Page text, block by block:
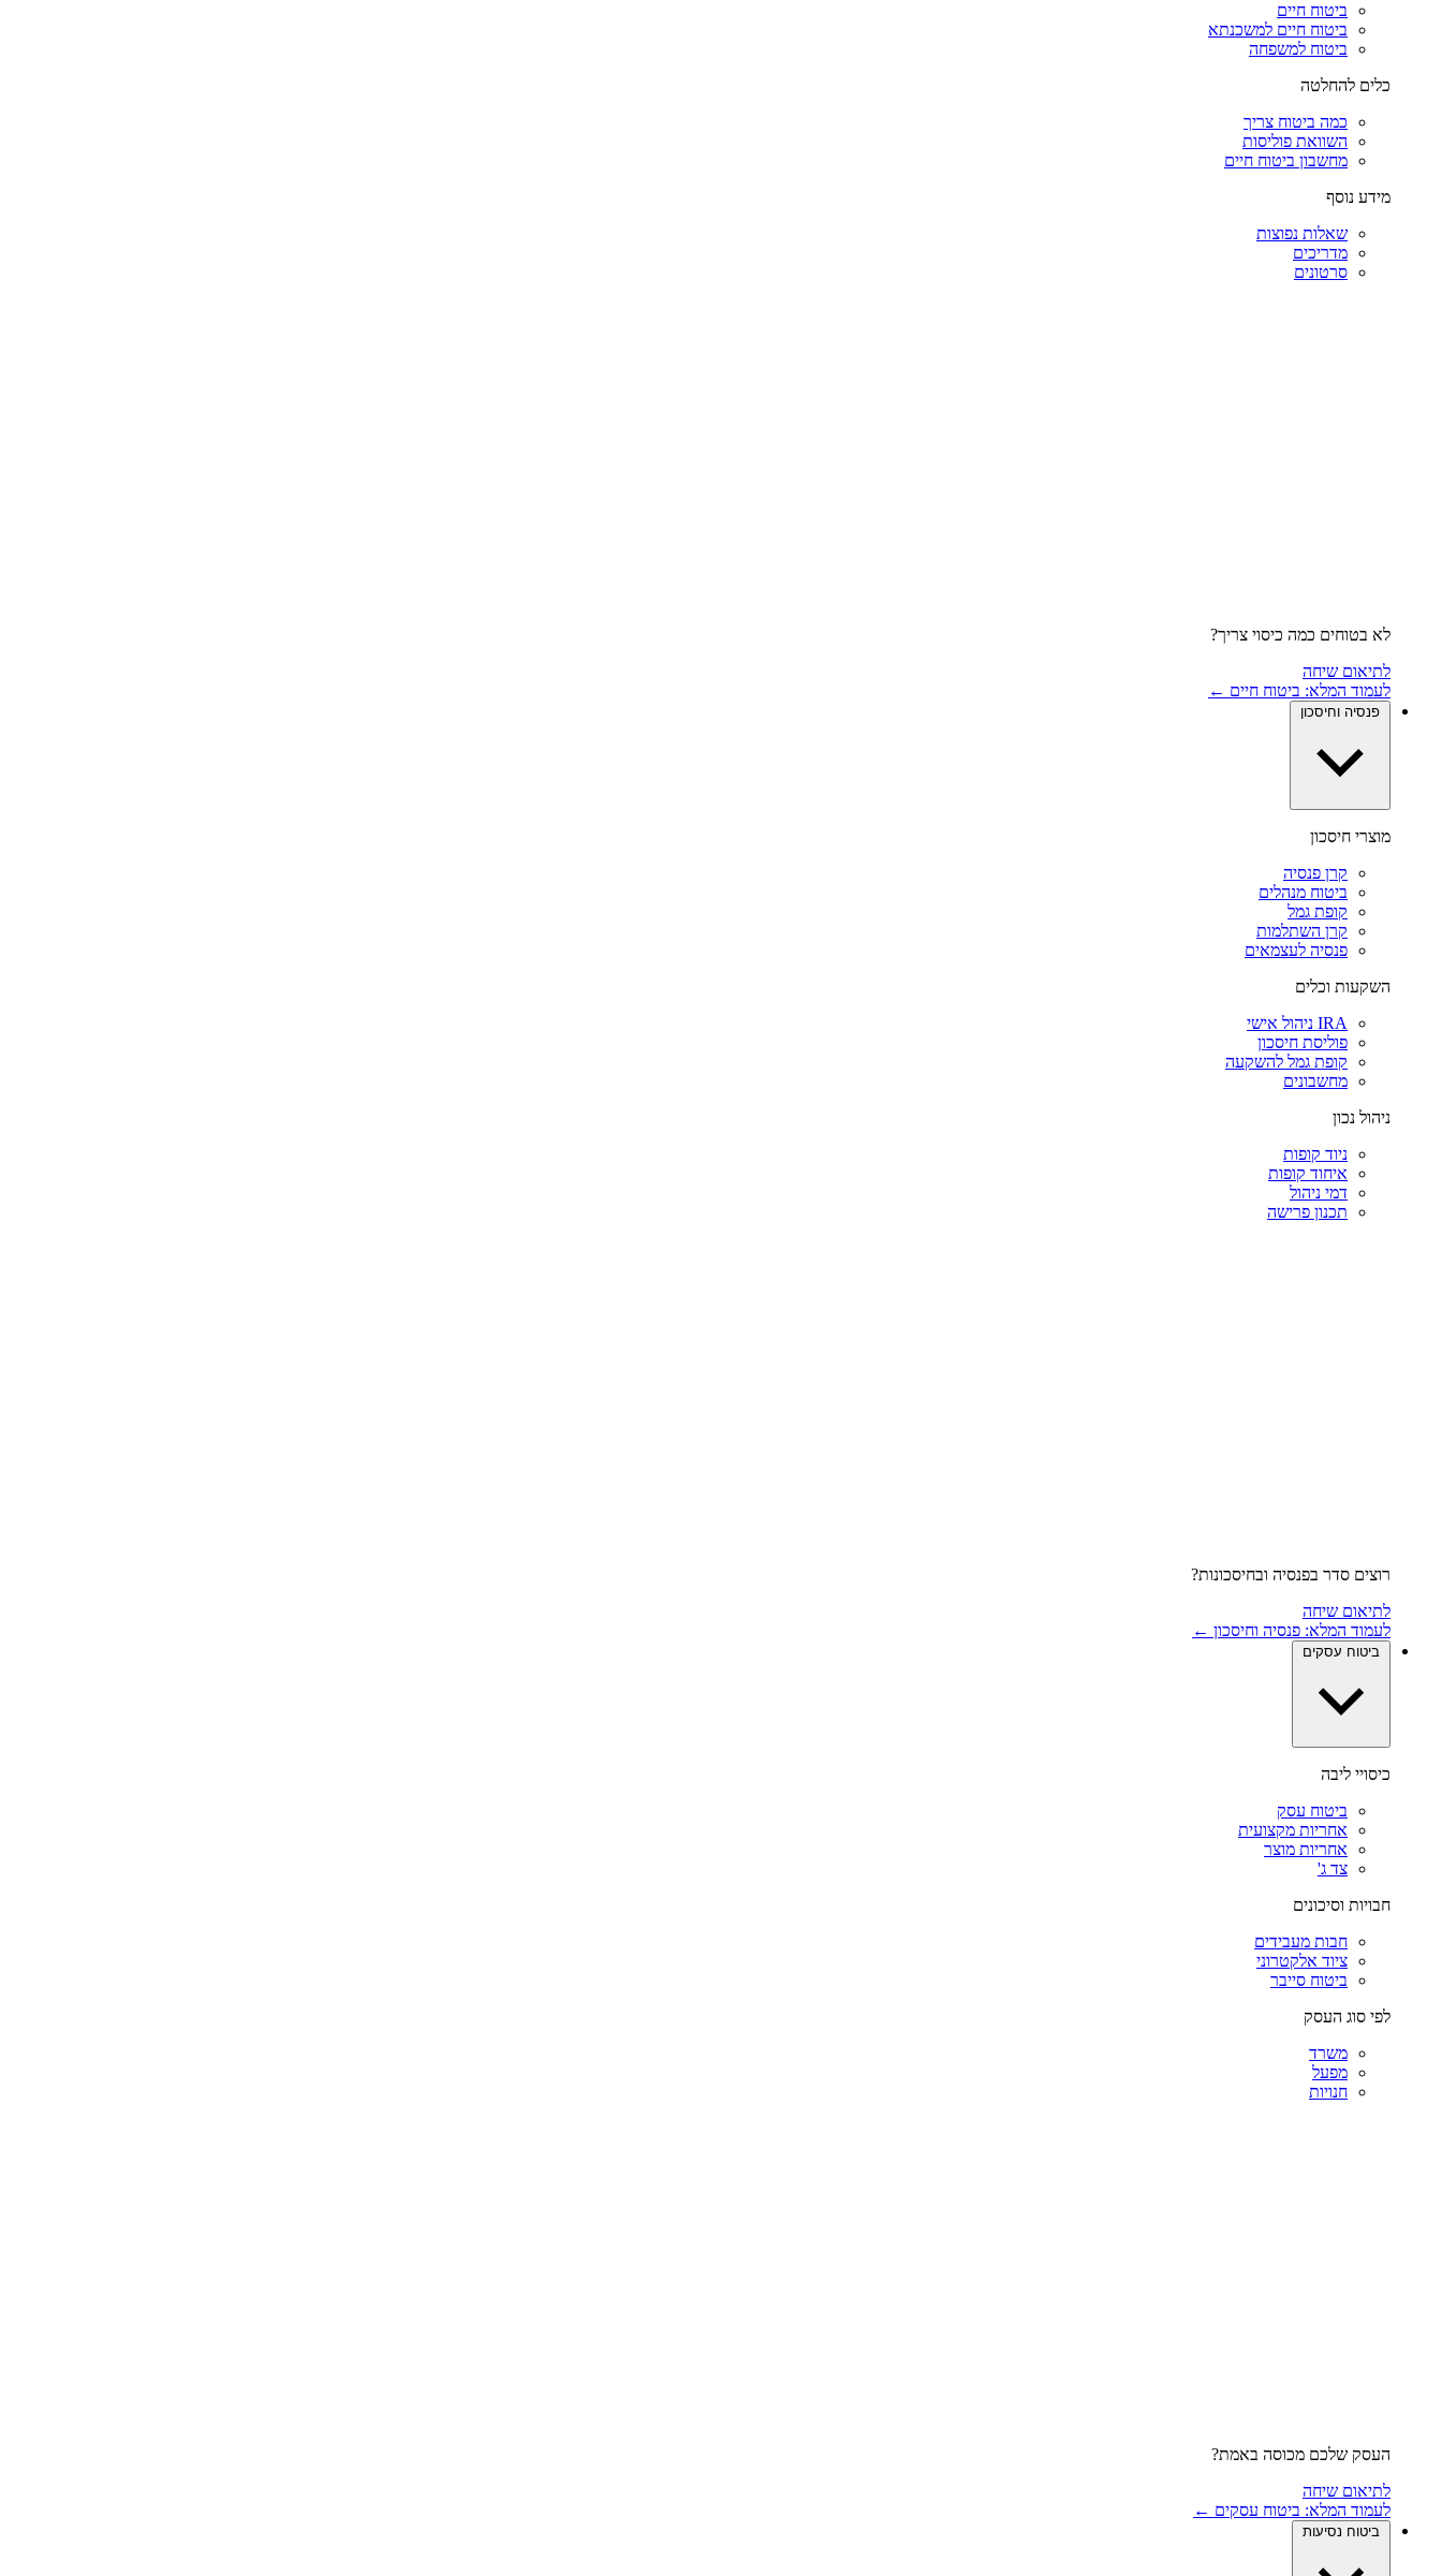
ביטוח חיים
ביטוח חיים למשכנתא
ביטוח למשפחה
כלים להחלטה
כמה ביטוח צריך
השוואת פוליסות
מחשבון ביטוח חיים
מידע נוסף
שאלות נפוצות
מדריכים
סרטונים
לא בטוחים כמה כיסוי צריך?
לתיאום שיחה
לעמוד המלא: ביטוח חיים ←
פנסיה וחיסכון
מוצרי חיסכון
קרן פנסיה
ביטוח מנהלים
קופת גמל
קרן השתלמות
פנסיה לעצמאים
השקעות וכלים
IRA ניהול אישי
פוליסת חיסכון
קופת גמל להשקעה
מחשבונים
ניהול נכון
ניוד קופות
איחוד קופות
דמי ניהול
תכנון פרישה
רוצים סדר בפנסיה ובחיסכונות?
לתיאום שיחה
לעמוד המלא: פנסיה וחיסכון ←
ביטוח עסקים
כיסויי ליבה
ביטוח עסק
אחריות מקצועית
אחריות מוצר
צד ג'
חבויות וסיכונים
חבות מעבידים
ציוד אלקטרוני
ביטוח סייבר
לפי סוג העסק
משרד
מפעל
חנויות
העסק שלכם מכוסה באמת?
לתיאום שיחה
לעמוד המלא: ביטוח עסקים ←
ביטוח נסיעות